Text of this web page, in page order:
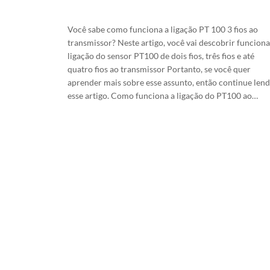
Você sabe como funciona a ligação PT 100 3 fios ao
transmissor? Neste artigo, você vai descobrir
ligação do sensor PT100 de dois fios, três fios e até
quatro fios ao transmissor Portanto, se você quer
aprender mais sobre esse assunto, então continue
esse artigo. Como funciona a ligação do PT100 ao…